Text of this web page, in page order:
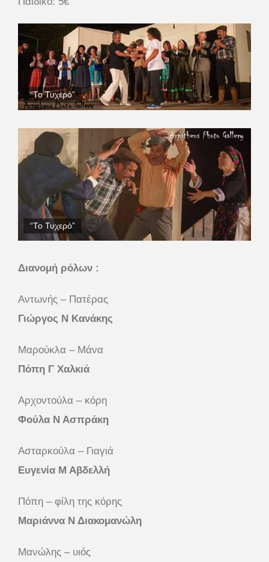
“Το Τυχερό”
“Το Τυχερό”
Διανομή ρόλων :
Αντωνής – Πατέρας
Γιώργος Ν Κανάκης
Μαρούκλα – Μάνα
Πόπη Γ Χαλκιά
Αρχοντούλα – κόρη
Φούλα Ν Ασπράκη
Ασταρκούλα – Γιαγιά
Ευγενία Μ Αβδελλή
Πόπη – φίλη της κόρης
Μαριάννα Ν Διακομανώλη
Μανώλης – υιός